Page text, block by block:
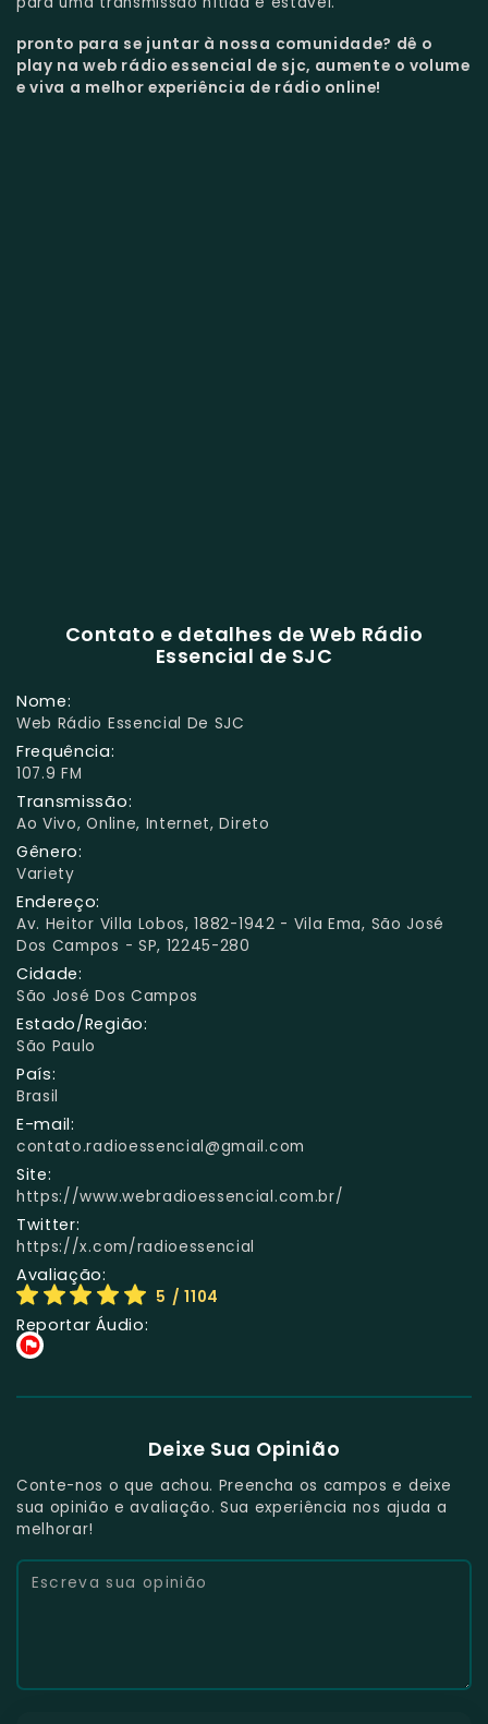
pronto para se juntar à nossa comunidade? dê o
play na web rádio essencial de sjc, aumente o volume
e viva a melhor experiência de rádio online!
Contato e detalhes de Web Rádio
Essencial de SJC
Nome:
Web Rádio Essencial De SJC
Frequência:
107.9 FM
Transmissão:
Ao Vivo, Online, Internet, Direto
Gênero:
Variety
Endereço:
Av. Heitor Villa Lobos, 1882-1942 - Vila Ema, São José
Dos Campos - SP, 12245-280
Cidade:
São José Dos Campos
Estado/Região:
São Paulo
País:
Brasil
E-mail:
contato.radioessencial@gmail.com
Site:
https://www.webradioessencial.com.br/
Twitter:
https://x.com/radioessencial
Avaliação:
5 / 1104
Reportar Áudio:
Deixe Sua Opinião
Conte-nos o que achou. Preencha os campos e deixe
sua opinião e avaliação. Sua experiência nos ajuda a
melhorar!